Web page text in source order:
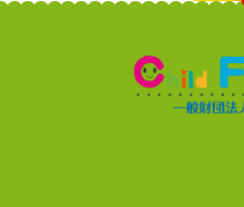
リーゴ正保保育園